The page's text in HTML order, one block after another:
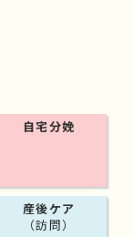
自宅分娩
産後ケア
（訪問）